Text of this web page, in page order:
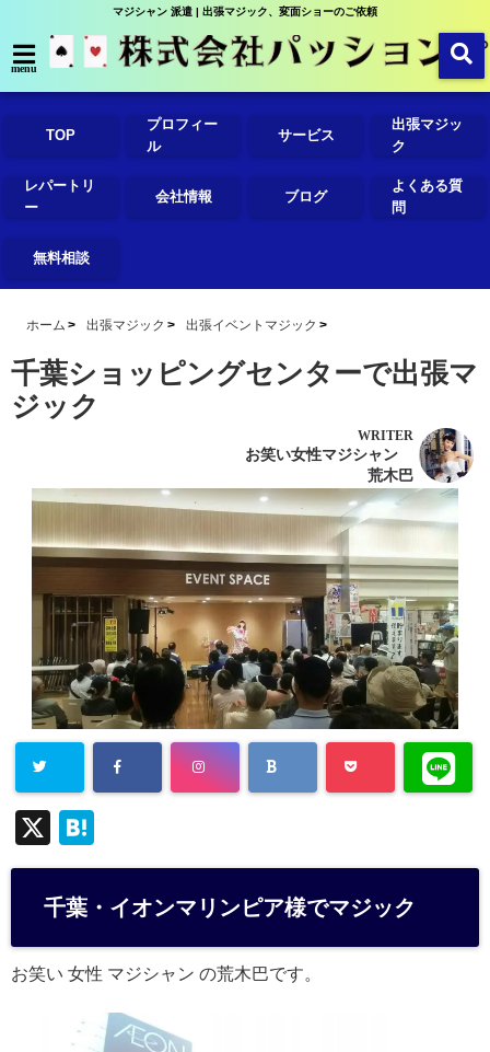
マジシャン 派遣 | 出張マジック、変面ショーのご依頼
menu
TOP
プロフィー
ル
サービス
出張マジッ
ク
レパートリ
ー
会社情報 ブログ
よくある質
問
無料相談
ホーム 出張マジック 出張イベントマジック
千葉ショッピングセンターで出張マ
ジック
WRITER
お笑い女性マジシャン
荒木巴
X
at
e
a
千葉・イオンマリンピア様でマジック
お笑い 女性 マジシャン の荒木巴です。